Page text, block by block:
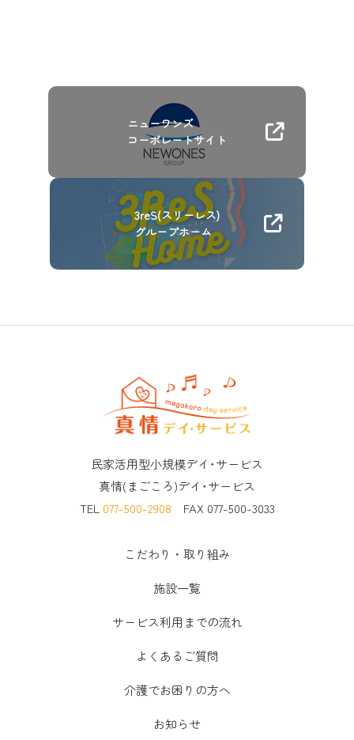
ニューワンズ
コーポレートサイト
3reS(スリーレス)
グループホーム
民家活用型小規模デイ･サービス
真情(まごころ)デイ･サービス
TEL 077-500-2908 FAX 077-500-3033
こだわり・取り組み
施設一覧
サービス利用までの流れ
よくあるご質問
介護でお困りの方へ
お知らせ